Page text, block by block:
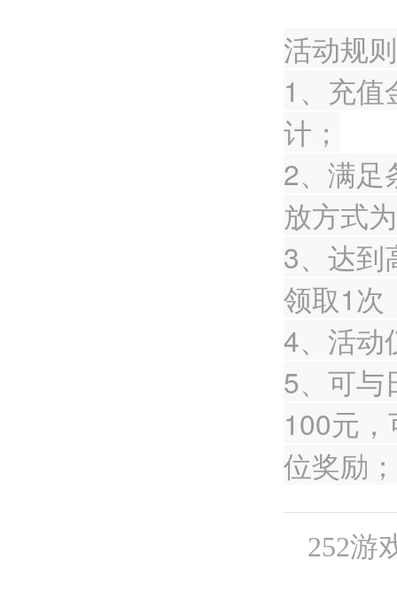
活动规
1、充值
计；
2、满足
放方式
3、达到
领取1次
4、活动
5、可与
100元
位奖励；
252游